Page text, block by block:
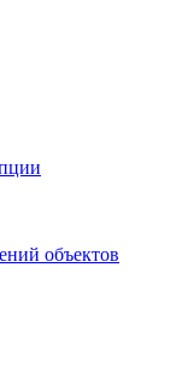
объектов